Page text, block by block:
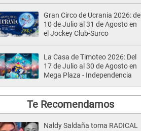
Gran Circo de Ucrania 2026: del
10 de Julio al 31 de Agosto en
el Jockey Club-Surco
La Casa de Timoteo 2026: Del
17 de Julio al 30 de Agosto en
Mega Plaza - Independencia
Te Recomendamos
Naldy Saldaña toma RADICAL